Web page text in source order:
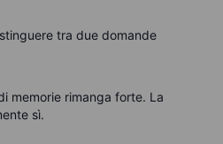
tra due domande
memorie rimanga forte. La
sì.